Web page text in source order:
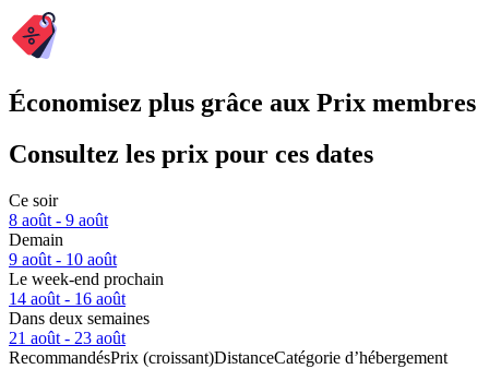
Économisez plus grâce aux Prix membres
Consultez les prix pour ces dates
Ce soir
8 août - 9 août
Demain
9 août - 10 août
Le week-end prochain
14 août - 16 août
Dans deux semaines
21 août - 23 août
RecommandésPrix (croissant)DistanceCatégorie d’hébergement